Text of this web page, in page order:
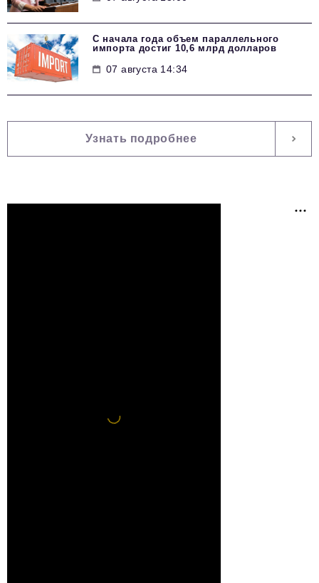
С начала года объем параллельного
импорта достиг 10,6 млрд долларов
07 августа 14:34
Узнать подробнее